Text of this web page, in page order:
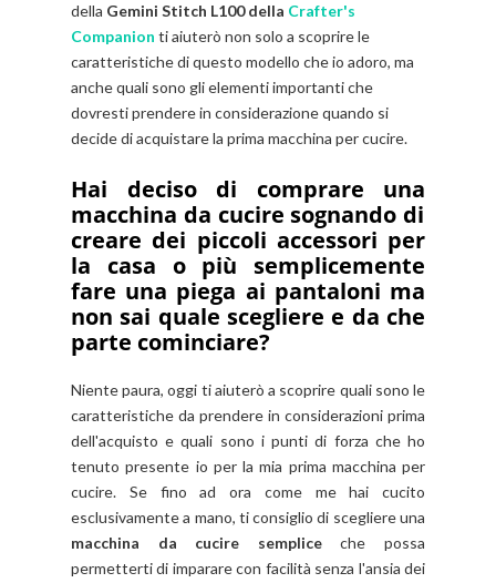
della Gemini Stitch L100 della Crafter's
Companion ti aiuterò non solo a scoprire le
caratteristiche di questo modello che io adoro, ma
anche quali sono gli elementi importanti che
dovresti prendere in considerazione quando si
decide di acquistare la prima macchina per cucire.
Hai deciso di comprare una
macchina da cucire sognando di
creare dei piccoli accessori per
la casa o più semplicemente
fare una piega ai pantaloni ma
non sai quale scegliere e da che
parte cominciare?
Niente paura, oggi ti aiuterò a scoprire quali sono le
caratteristiche da prendere in considerazioni prima
dell'acquisto e quali sono i punti di forza che ho
tenuto presente io per la mia prima macchina per
cucire. Se fino ad ora come me hai cucito
esclusivamente a mano, ti consiglio di scegliere una
macchina da cucire sempliceche possa
permetterti di imparare con facilità senza l'ansia dei